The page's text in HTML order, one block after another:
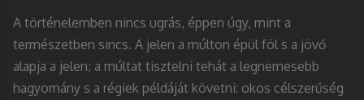
A történelemben nincs ugrás, éppen úgy, mint a
természetben sincs. A jelen a múlton épül föl s a jövő
alapja a jelen; a múltat tisztelni tehát a legnemesebb
hagyomány s a régiek példáját követni: okos célszerűség